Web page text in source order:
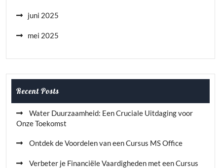
juni 2025
mei 2025
Recent Posts
Water Duurzaamheid: Een Cruciale Uitdaging voor
Onze Toekomst
Ontdek de Voordelen van een Cursus MS Office
Verbeter je Financiële Vaardigheden met een Cursus